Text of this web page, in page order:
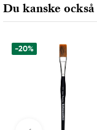
+46 (04) 22 30 70
Du kanske
-20%